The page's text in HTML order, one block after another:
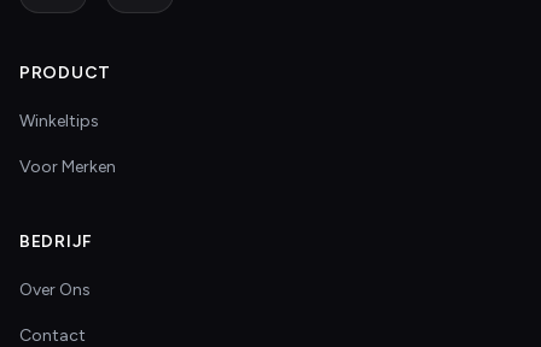
PRODUCT
Winkeltips
Voor Merken
BEDRIJF
Over Ons
Contact